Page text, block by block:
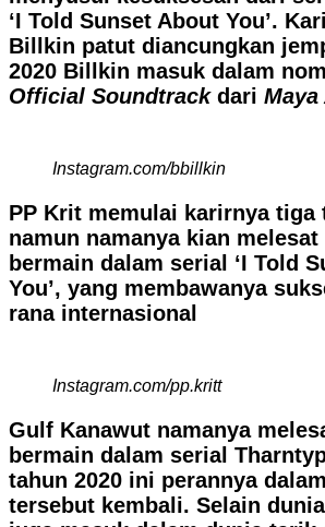
‘I Told Sunset About You’.
Billkin patut diancungkan
2020 Billkin masuk dalam
Official Soundtrackdari Maya
Instagram.com/bbillkin
PP Krit memulai karirnya tiga
namun namanya kian melesat
bermain dalam serial ‘I Told
You’, yang membawanya
rana internasional
Instagram.com/pp.kritt
Gulf Kanawut namanya
bermain dalam serial
tahun 2020 ini perannya
tersebut kembali. Selain